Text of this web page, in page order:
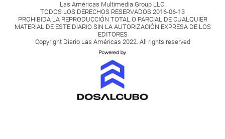
Las Américas Multimedia Group LLC.
TODOS LOS DERECHOS RESERVADOS 2016-06-13
PROHIBIDA LA REPRODUCCIÓN TOTAL O PARCIAL DE CUALQUIER
MATERIAL DE ESTE DIARIO SIN LA AUTORIZACIÓN EXPRESA DE LOS
EDITORES
Copyright Diario Las Américas 2022. All rights reserved